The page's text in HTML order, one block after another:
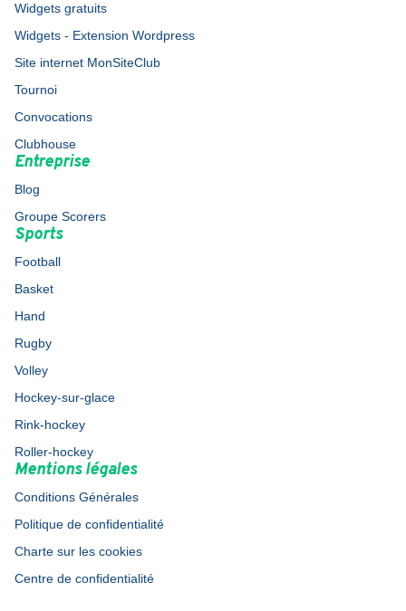
Widgets gratuits
Widgets - Extension Wordpress
Site internet MonSiteClub
Tournoi
Convocations
Clubhouse
Entreprise
Blog
Groupe Scorers
Sports
Football
Basket
Hand
Rugby
Volley
Hockey-sur-glace
Rink-hockey
Roller-hockey
Mentions légales
Conditions Générales
Politique de confidentialité
Charte sur les cookies
Centre de confidentialité